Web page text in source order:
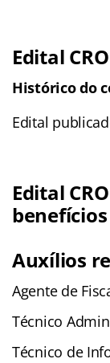
Edital
Histórico do
Edital
Edital
benefícios
Auxílios
Agente de
Técnico
Técnico de